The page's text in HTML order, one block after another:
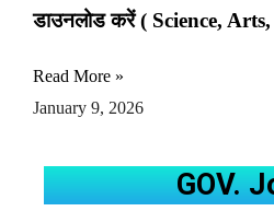
डाउनलोड करें ( Science,
Read More »
January 9, 2026
GOV.